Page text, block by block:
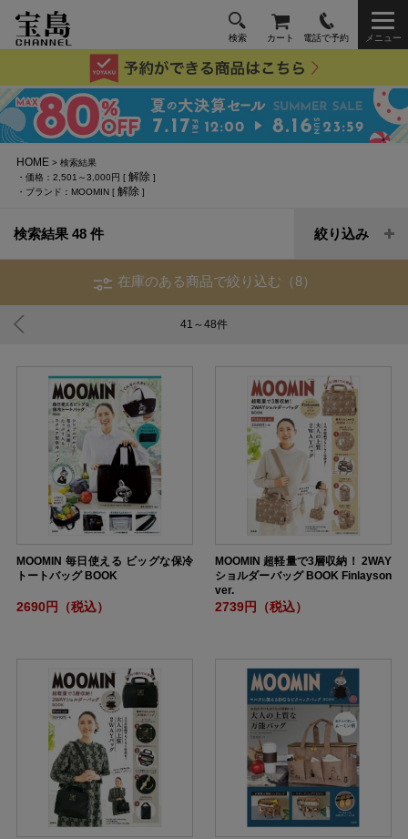
検索 カート 電話で予約 メニュー
HOME > 検索結果
・価格：2,501～3,000円 [解除 ]
・ブランド：MOOMIN [解除 ]
検索結果 48 件 絞り込み
在庫のある商品で絞り込む（8）
41～48件
MOOMIN 毎日使える ビッグな保冷
トートバッグ BOOK
2690円（税込）
MOOMIN 超軽量で3層収納！ 2WAY
ショルダーバッグ BOOK Finlayson
ver.
2739円（税込）